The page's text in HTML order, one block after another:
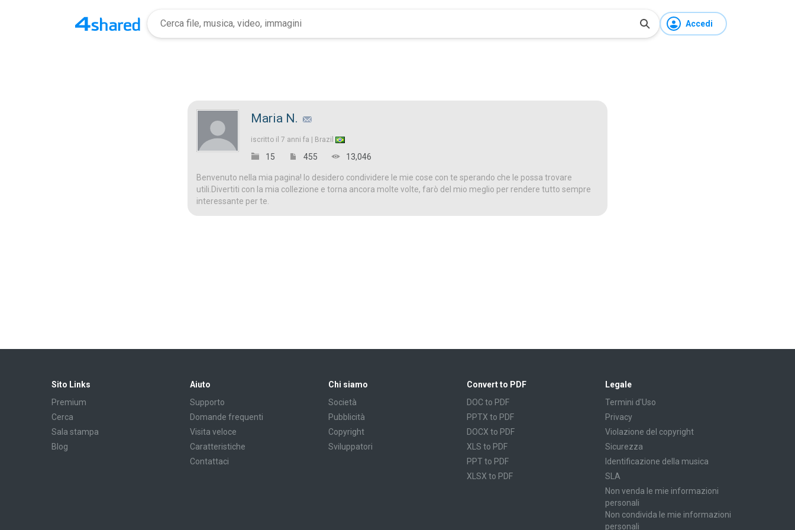
Accedi
Maria N.
iscritto il 7 anni fa | Brazil
15 455 13,046
Benvenuto nella mia pagina! Io desidero condividere le mie cose con te sperando che le possa trovare
utili.Divertiti con la mia collezione e torna ancora molte volte, farò del mio meglio per rendere tutto sempre
interessante per te.
Sito Links
Premium
Cerca
Sala stampa
Blog
Aiuto
Supporto
Domande frequenti
Visita veloce
Caratteristiche
Contattaci
Chi siamo
Società
Pubblicità
Copyright
Sviluppatori
Convert to PDF
DOC to PDF
PPTX to PDF
DOCX to PDF
XLS to PDF
PPT to PDF
XLSX to PDF
Legale
Termini d'Uso
Privacy
Violazione del copyright
Sicurezza
Identificazione della musica
SLA
Non venda le mie informazioni
personali
Non condivida le mie informazioni
personali